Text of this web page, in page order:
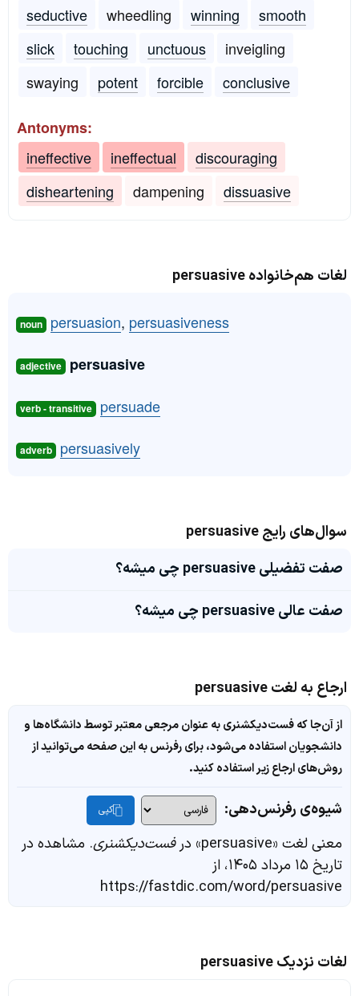
seductive
wheedling winning
smooth
slick
touching unctuous
inveigling
swaying
potent forcible conclusive
Antonyms:
ineffective
ineffectual
discouraging
disheartening
dampening dissuasive
لغات هم‌خانواده persuasive
noun persuasion, persuasiveness
adjective persuasive
verb - transitive persuade
adverb persuasively
سوال‌های رایج persuasive
صفت تفضیلی persuasive چی میشه؟
صفت عالی persuasive چی میشه؟
ارجاع به لغت persuasive
از آن‌جا که فست‌دیکشنری به عنوان مرجعی معتبر توسط دانشگاه‌ها و
دانشجویان استفاده می‌شود، برای رفرنس به این صفحه می‌توانید از
روش‌های ارجاع زیر استفاده کنید.
شیوه‌ی رفرنس‌دهی: کپی
معنی لغت «persuasive» در فست‌دیکشنری. مشاهده در
تاریخ ۱۵ مرداد ۱۴۰۵، از
https://fastdic.com/word/persuasive
لغات نزدیک persuasive